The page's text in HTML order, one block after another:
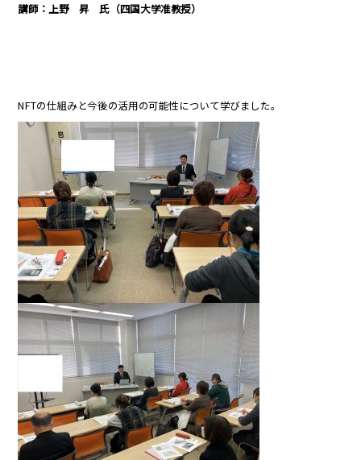
講師：上野 昇 氏（四国大学准教授）
NFTの仕組みと今後の活用の可能性について学びました。